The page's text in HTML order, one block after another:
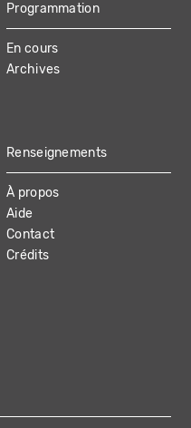
Programmation
En cours
Archives
Renseignements
À propos
Aide
Contact
Crédits